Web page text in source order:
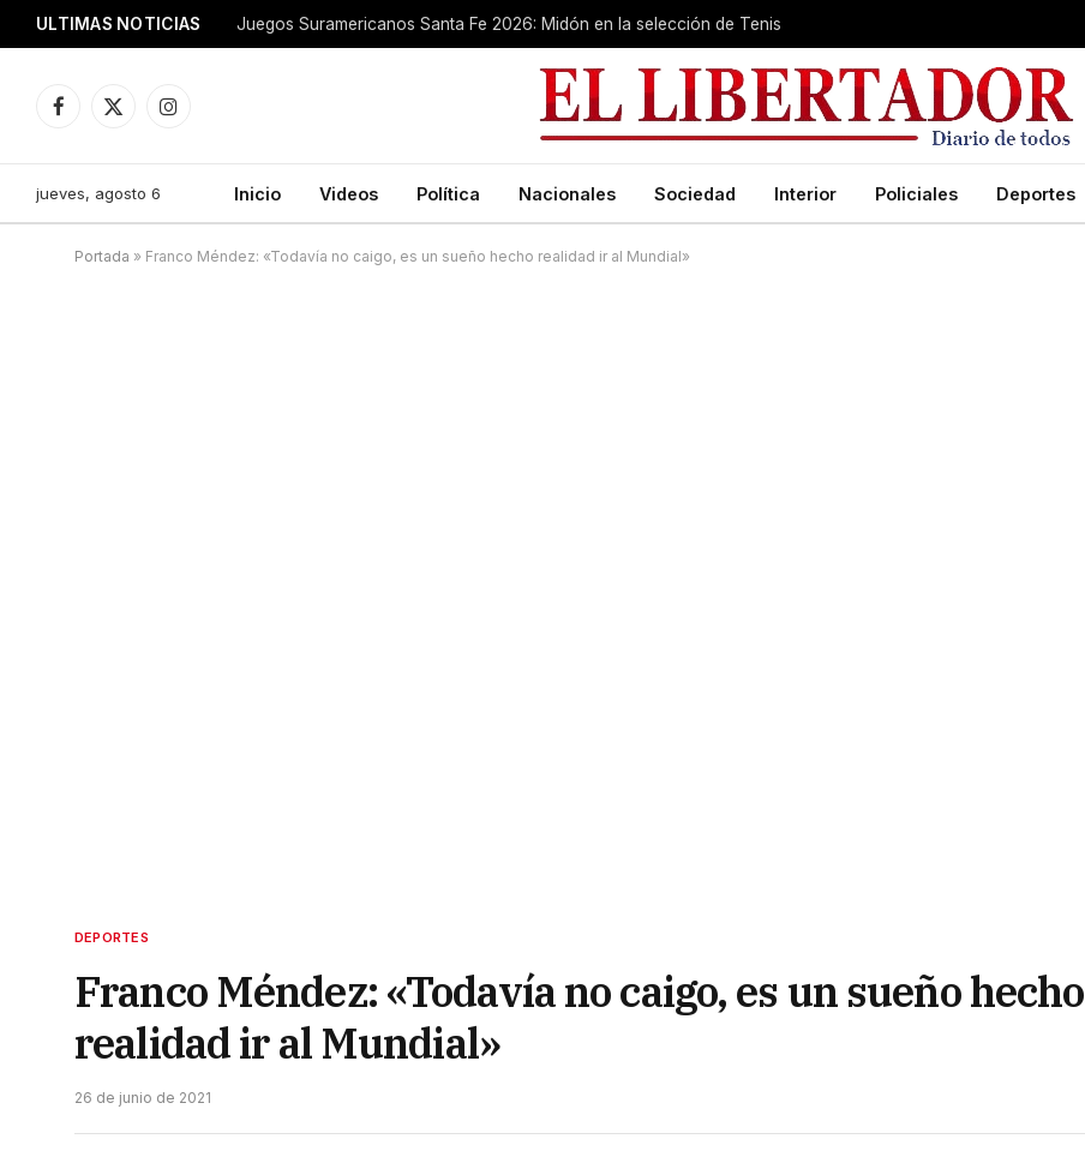
ULTIMAS NOTICIAS Juegos Suramericanos Santa Fe 2026: Midón en la selección de Tenis
Facebook
X
Instagram
jueves, agosto 6 Inicio Videos Política Nacionales Sociedad Interior Policiales Deportes
Portada » Franco Méndez: «Todavía no caigo, es un sueño hecho realidad ir al Mundial»
DEPORTES
Franco Méndez: «Todavía no caigo, es un sueño hecho
realidad ir al Mundial»
26 de junio de 2021